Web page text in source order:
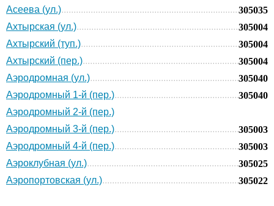
Асеева (ул.)
305035
Ахтырская (ул.)
305004
Ахтырский (туп.)
305004
Ахтырский (пер.)
305004
Аэродромная (ул.)
305040
Аэродромный 1-й (пер.)
305040
Аэродромный 2-й (пер.)
Аэродромный 3-й (пер.)
305003
Аэродромный 4-й (пер.)
305003
Аэроклубная (ул.)
305025
Аэропортовская (ул.)
305022